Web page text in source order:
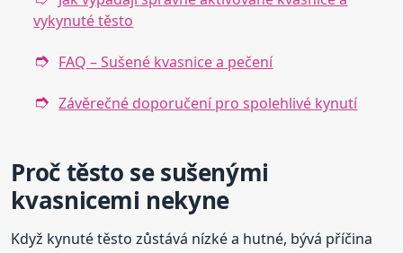
vykynuté těsto
FAQ – Sušené kvasnice a pečení
Závěrečné doporučení pro spolehlivé kynutí
Proč těsto se sušenými
kvasnicemi nekyne
Když kynuté těsto zůstává nízké a hutné, bývá příčina